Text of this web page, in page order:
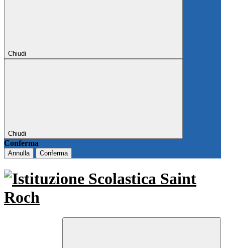
Chiudi
Chiudi
Conferma
Annulla Conferma